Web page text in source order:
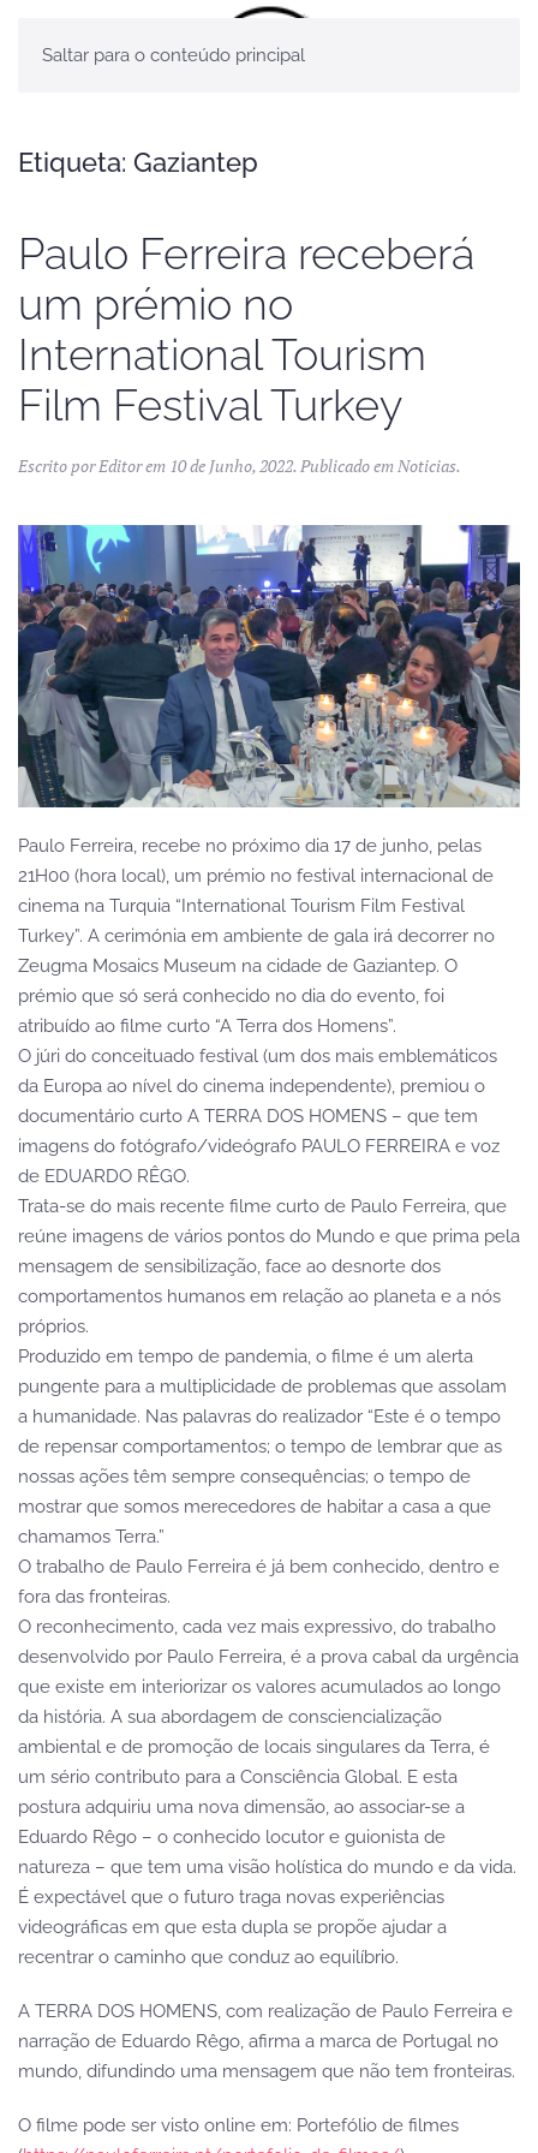
Saltar para o conteúdo principal
Etiqueta: Gaziantep
Paulo Ferreira receberá
um prémio no
International Tourism
Film Festival Turkey
Escrito porEditorem 10 de Junho, 2022. Publicado emNoticias.
Paulo Ferreira, recebe no próximo dia 17 de junho, pelas
21H00 (hora local), um prémio no festival internacional de
cinema na Turquia “International Tourism Film Festival
Turkey”. A cerimónia em ambiente de gala irá decorrer no
Zeugma Mosaics Museum na cidade de Gaziantep. O
prémio que só será conhecido no dia do evento, foi
atribuído ao filme curto “A Terra dos Homens”.
O júri do conceituado festival (um dos mais emblemáticos
da Europa ao nível do cinema independente), premiou o
documentário curto A TERRA DOS HOMENS – que tem
imagens do fotógrafo/videógrafo PAULO FERREIRA e voz
de EDUARDO RÊGO.
Trata-se do mais recente filme curto de Paulo Ferreira, que
reúne imagens de vários pontos do Mundo e que prima pela
mensagem de sensibilização, face ao desnorte dos
comportamentos humanos em relação ao planeta e a nós
próprios.
Produzido em tempo de pandemia, o filme é um alerta
pungente para a multiplicidade de problemas que assolam
a humanidade. Nas palavras do realizador “Este é o tempo
de repensar comportamentos; o tempo de lembrar que as
nossas ações têm sempre consequências; o tempo de
mostrar que somos merecedores de habitar a casa a que
chamamos Terra.”
O trabalho de Paulo Ferreira é já bem conhecido, dentro e
fora das fronteiras.
O reconhecimento, cada vez mais expressivo, do trabalho
desenvolvido por Paulo Ferreira, é a prova cabal da urgência
que existe em interiorizar os valores acumulados ao longo
da história. A sua abordagem de consciencialização
ambiental e de promoção de locais singulares da Terra, é
um sério contributo para a Consciência Global. E esta
postura adquiriu uma nova dimensão, ao associar-se a
Eduardo Rêgo – o conhecido locutor e guionista de
natureza – que tem uma visão holística do mundo e da vida.
É expectável que o futuro traga novas experiências
videográficas em que esta dupla se propõe ajudar a
recentrar o caminho que conduz ao equilíbrio.
A TERRA DOS HOMENS, com realização de Paulo Ferreira e
narração de Eduardo Rêgo, afirma a marca de Portugal no
mundo, difundindo uma mensagem que não tem fronteiras.
O filme pode ser visto online em: Portefólio de filmes